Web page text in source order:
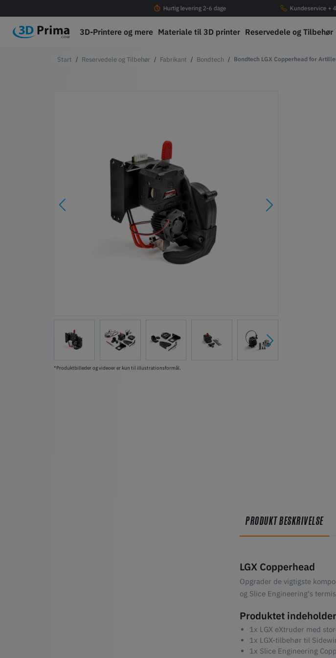
Hurtig levering 2-6 dage Kundeservice +
3D-Printere og mere Materiale til 3D printer Reservedele og Tilbehør
Reservedele og Tilbehør Fabrikant Bondtech Bondtech LGX Copperhead for
*Produktbilleder og videoer er kun til illustrationsformål.
PRODUKT BESKRIVELSE
LGX Copperhead
Opgrader de vigtigste
og Slice Engineering's
Produktet
1x LGX eXtruder med
1x LGX-tilbehør til
1x Slice Engineering